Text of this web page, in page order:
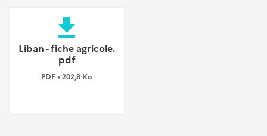
file_download
Liban - fiche agricole.
pdf
PDF • 202,8 Ko